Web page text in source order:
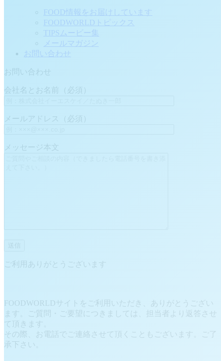
FOOD情報をお届けしています
FOODWORLDトピックス
TIPSムービー集
メールマガジン
お問い合わせ
お問い合わせ
会社名とお名前（必須）
メールアドレス（必須）
メッセージ本文
ご利用ありがとうございます
FOODWORLDサイトをご利用いただき、ありがとうござい
ます。ご質問・ご要望につきましては、担当者より返答させ
て頂きます。
その際、お電話でご連絡させて頂くこともございます。ご了
承下さい。